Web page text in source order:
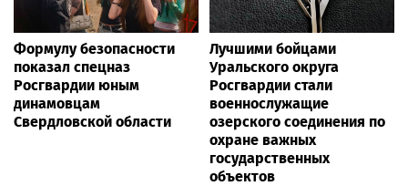
Формулу безопасности
показал спецназ
Росгвардии юным
динамовцам
Свердловской области
Лучшими бойцами
Уральского округа
Росгвардии стали
военнослужащие
озерского соединения по
охране важных
государственных
объектов